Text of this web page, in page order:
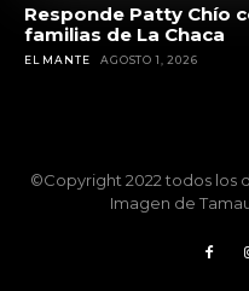
Responde Patty Chío
familias de La Chaca
EL MANTE AGOSTO 1, 2026
©Copyright 2022 todos los
Imagen de